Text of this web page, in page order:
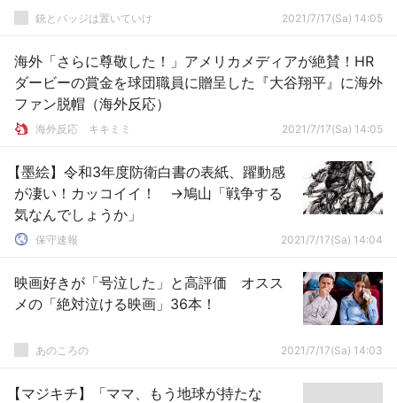
銃とバッジは置いていけ 2021/7/17(Sa) 14:05
海外「さらに尊敬した！」アメリカメディアが絶賛！HR
ダービーの賞金を球団職員に贈呈した『大谷翔平』に海外
ファン脱帽（海外反応）
­海外反応 キキミミ 2021/7/17(Sa) 14:05
【墨絵】令和3年度防衛白書の表紙、躍動感
が凄い！カッコイイ！ →鳩山「戦争する
気なんでしょうか」
保守速報 2021/7/17(Sa) 14:04
映画好きが「号泣した」と高評価 オスス
メの「絶対泣ける映画」36本！
あのころの 2021/7/17(Sa) 14:03
【マジキチ】「ママ、もう地球が持たな